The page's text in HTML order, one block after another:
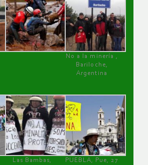
No a la minería ,
Bariloche,
Argentina
Las Bambas,
PUEBLA, Pue, 27